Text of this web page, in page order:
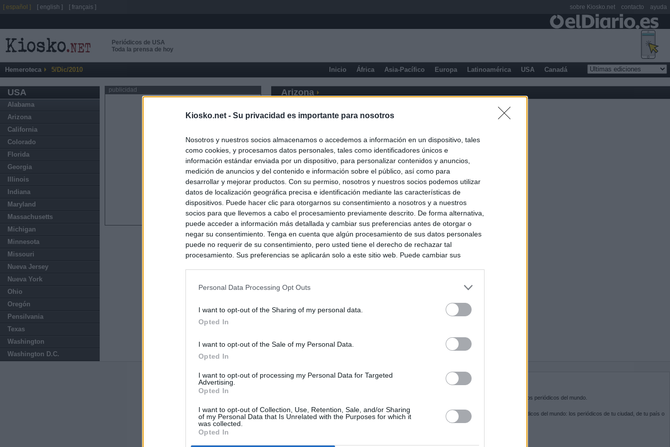
Kiosko.net - Su privacidad es importante para nosotros
Nosotros y nuestros socios almacenamos o accedemos a información en un dispositivo, tales
como cookies, y procesamos datos personales, tales como identificadores únicos e
información estándar enviada por un dispositivo, para personalizar contenidos y anuncios,
medición de anuncios y del contenido e información sobre el público, así como para
desarrollar y mejorar productos. Con su permiso, nosotros y nuestros socios podemos utilizar
datos de localización geográfica precisa e identificación mediante las características de
dispositivos. Puede hacer clic para otorgarnos su consentimiento a nosotros y a nuestros
socios para que llevemos a cabo el procesamiento previamente descrito. De forma alternativa,
puede acceder a información más detallada y cambiar sus preferencias antes de otorgar o
negar su consentimiento. Tenga en cuenta que algún procesamiento de sus datos personales
puede no requerir de su consentimiento, pero usted tiene el derecho de rechazar tal
procesamiento. Sus preferencias se aplicarán solo a este sitio web. Puede cambiar sus
Personal Data Processing Opt Outs
I want to opt-out of the Sharing of my personal data.
Opted In
I want to opt-out of the Sale of my Personal Data.
Opted In
I want to opt-out of processing my Personal Data for Targeted
Advertising.
Opted In
I want to opt-out of Collection, Use, Retention, Sale, and/or Sharing
of my Personal Data that Is Unrelated with the Purposes for which it
was collected.
Opted In
Periódicos de USA
Toda la prensa de hoy
Hemeroteca 5/Dic/2010 Inicio África Asia-Pacífico Europa Latinoamérica USA Canadá
USA
Alabama
Arizona
California
Colorado
Florida
Georgia
Illinois
Indiana
Maryland
Massachusetts
Michigan
Minnesota
Missouri
Nueva Jersey
Nueva York
Ohio
Oregón
Pensilvania
Texas
Washington
Washington D.C.
publicidad Arizona
Últimas noticias
que Madrid no tiene residencia oficial para la presidenta"
El Gobierno de Ayuso no puede destinar directamente la venta del ático de
SOBRE KIOSKO.NET
es la puerta de entrada a los periódicos del mundo.
Navega por las portadas de los periódicos del mundo: los periódicos de tu ciudad, de tu país o
del otro extremo del mundo.
[ español ] [ english ] [ français ] sobre Kiosko.net contacto ayuda